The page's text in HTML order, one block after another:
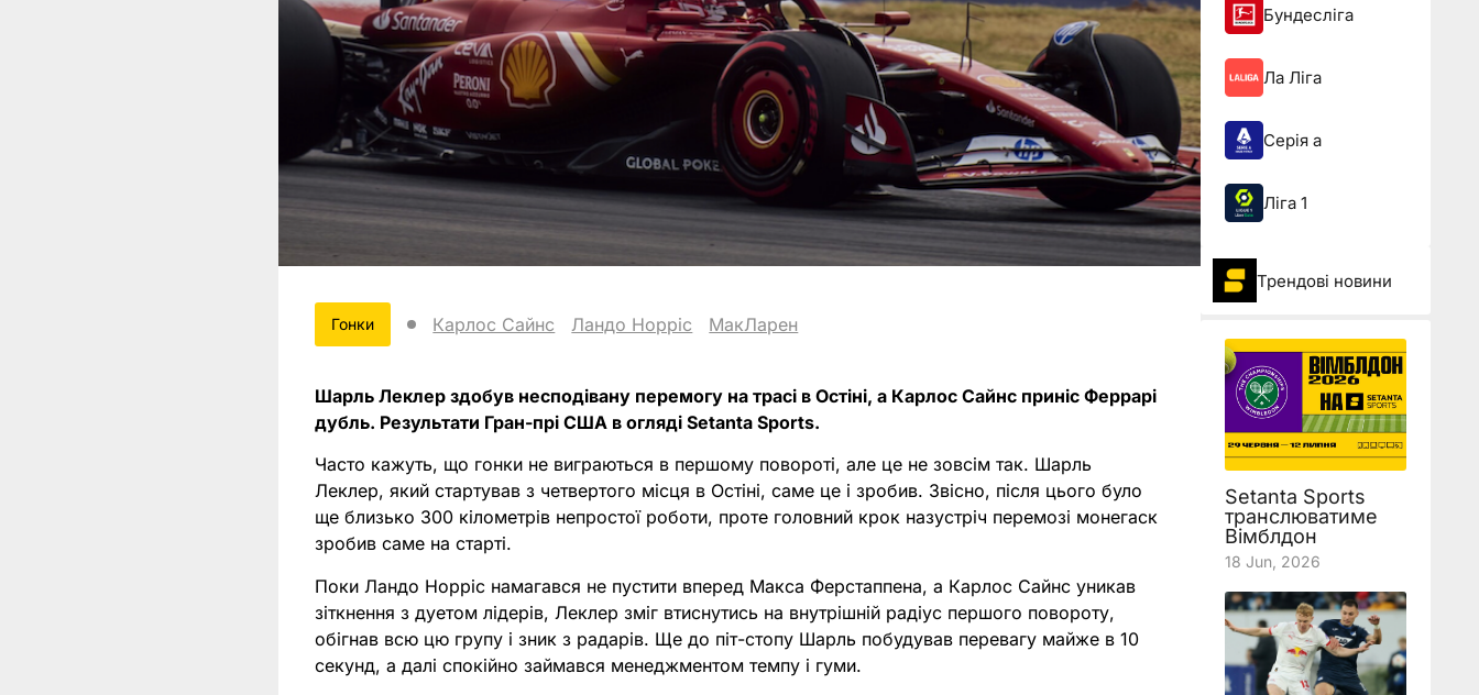
Гонки Карлос Сайнс Ландо Норріс МакЛарен
Шарль Леклер здобув несподівану перемогу на трасі в Остіні, а Карлос Сайнс приніс Феррарі
дубль. Результати Гран-прі США в огляді Setanta Sports.
Часто кажуть, що гонки не виграються в першому повороті, але це не зовсім так. Шарль
Леклер, який стартував з четвертого місця в Остіні, саме це і зробив. Звісно, після цього було
ще близько 300 кілометрів непростої роботи, проте головний крок назустріч перемозі монегаск
зробив саме на старті.
Поки Ландо Норріс намагався не пустити вперед Макса Ферстаппена, а Карлос Сайнс уникав
зіткнення з дуетом лідерів, Леклер зміг втиснутись на внутрішній радіус першого повороту,
обігнав всю цю групу і зник з радарів. Ще до піт-стопу Шарль побудував перевагу майже в 10
секунд, а далі спокійно займався менеджментом темпу і гуми.
Бундесліга
Ла Ліга
Серія а
Ліга 1
Трендові новини
Setanta Sports
транслюватиме
Вімблдон
18 Jun, 2026